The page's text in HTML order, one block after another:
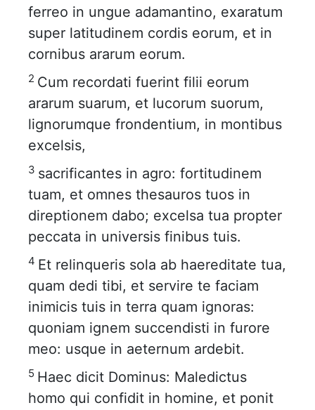
ferreo in ungue adamantino, exaratum
super latitudinem cordis eorum, et in
cornibus ararum eorum.
2 Cum recordati fuerint filii eorum
ararum suarum, et lucorum suorum,
lignorumque frondentium, in montibus
excelsis,
3 sacrificantes in agro: fortitudinem
tuam, et omnes thesauros tuos in
direptionem dabo; excelsa tua propter
peccata in universis finibus tuis.
4 Et relinqueris sola ab haereditate tua,
quam dedi tibi, et servire te faciam
inimicis tuis in terra quam ignoras:
quoniam ignem succendisti in furore
meo: usque in aeternum ardebit.
5 Haec dicit Dominus: Maledictus
homo qui confidit in homine, et ponit